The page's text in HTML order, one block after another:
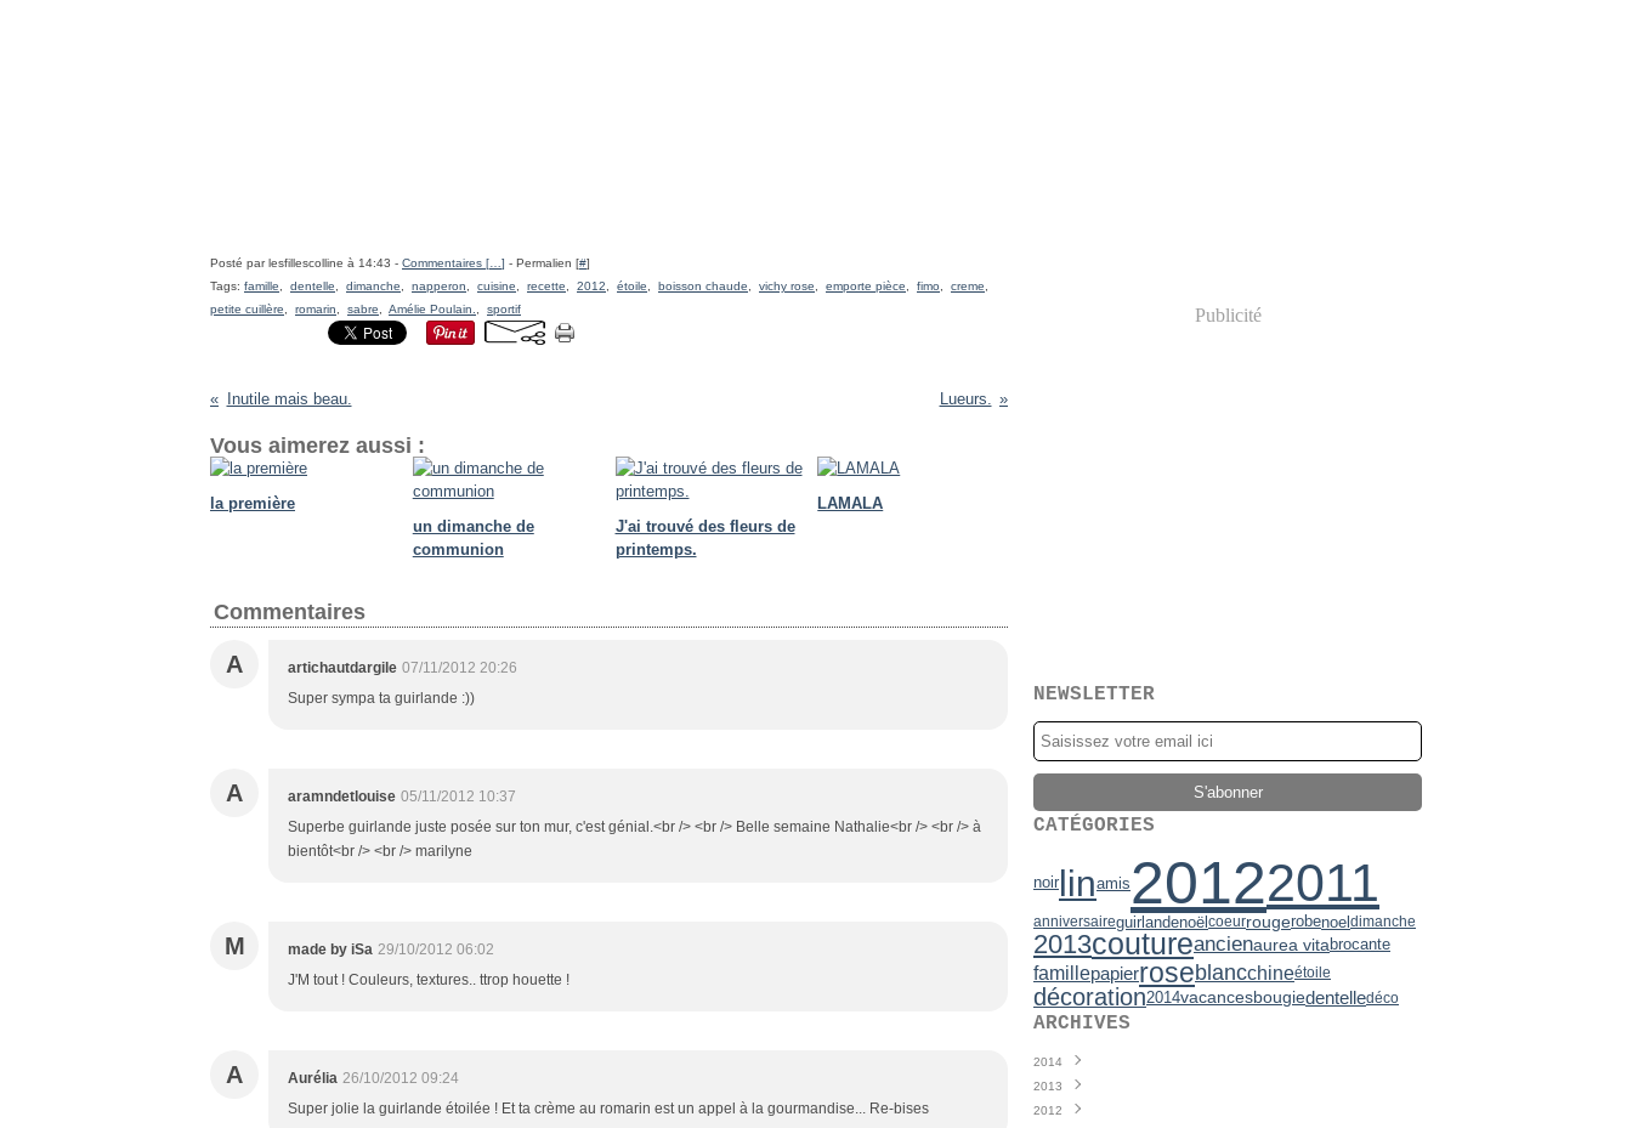
Posté par lesfillescolline à 14:43 - Commentaires [ ] - Permalien [#]
Tags: famille dentelle dimanche napperon cuisine recette 2012 étoile boisson chaude vichy rose emporte pièce fimo creme
petite cuillère
romarin sabre Amélie Poulain. sportif
Inutile mais beau. Lueurs.
Vous aimerez aussi :
la première
un dimanche de
communion
J'ai trouvé des fleurs de
printemps.
LAMALA
Commentaires
A artichautdargile 07/11/2012 20:26
Super sympa ta guirlande :))
A aramndetlouise 05/11/2012 10:37
Superbe guirlande juste posée sur ton mur, c'est génial.<br /> <br /> Belle semaine Nathalie<br /> <br /> à
bientôt<br /> <br /> marilyne
M made by iSa 29/10/2012 06:02
J'M tout ! Couleurs, textures.. ttrop houette !
A Aurélia 26/10/2012 09:24
Super jolie la guirlande étoilée ! Et ta crème au romarin est un appel à la gourmandise... Re-bises
Publicité
NEWSLETTER
CATÉGORIES
noirlinamis 20122011
anniversaireguirlandenoëlcoeurrougerobenoeldimanche
2013coutureancienaurea vita brocante
famillepapierroseblancchineétoile
décoration2014vacancesbougiedentelledéco
ARCHIVES
2014
Juin
Mai(7)
2013
Décembre
2012